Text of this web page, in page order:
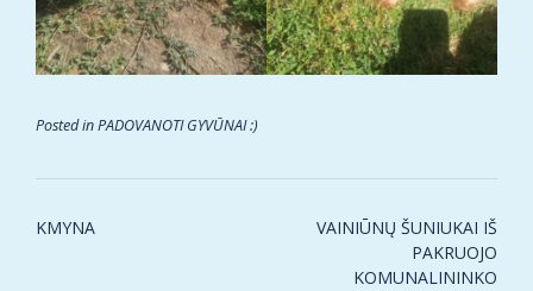
Posted inPADOVANOTI GYVŪNAI :)
Post
KMYNA
VAINIŪNŲ ŠUNIUKAI IŠ
PAKRUOJO
KOMUNALININKO